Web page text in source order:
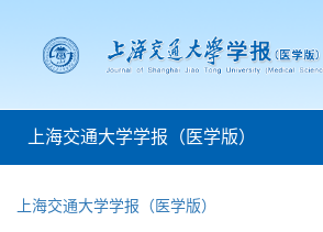
上海交通大学学报（医学版）
上海交通大学学报（医学版）